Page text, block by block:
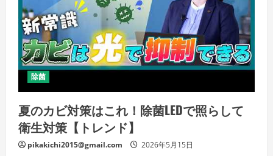
除菌
夏のカビ対策はこれ！除菌LEDで照らして
衛生対策【トレンド】
pikakichi2015@gmail.com 2026年5月15日